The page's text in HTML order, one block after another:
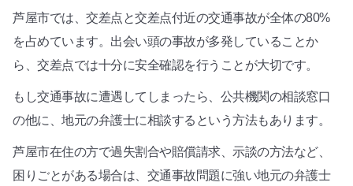
芦屋市では、交差点と交差点付近の交通事故が全体の80%
を占めています。出会い頭の事故が多発していることか
ら、交差点では十分に安全確認を行うことが大切です。
もし交通事故に遭遇してしまったら、公共機関の相談窓口
の他に、地元の弁護士に相談するという方法もあります。
芦屋市在住の方で過失割合や賠償請求、示談の方法など、
困りごとがある場合は、交通事故問題に強い地元の弁護士